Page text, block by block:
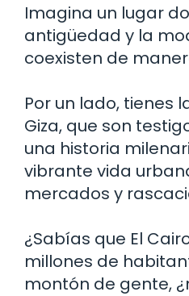
Imagina un lugar
antigüedad y la
coexisten de
Por un lado, tienes
Giza, que son
una historia
vibrante vida
mercados y
¿Sabías que El
millones de
montón de gente,